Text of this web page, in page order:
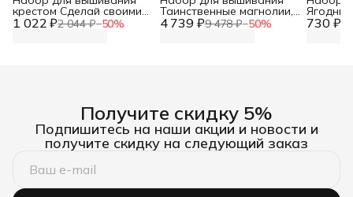
1 022 ₽2 044 ₽−50%
крестом Сделай своими
руками, вышивка 4 739 ₽9 478 ₽−50%
Таинственные магнолии,
42х32 см, вышивка 730 ₽
см,
Получите скидку 5%
Подпишитесь на наши акции и новости и
получите скидку на следующий заказ